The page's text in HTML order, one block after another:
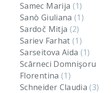
Samec Marija (1)
Sanò Giuliana(1)
Sardoč Mitja (2)
Sariev Farhat(1)
Sarseitova Aida (1)
Scârneci Domnişoru
Florentina (1)
Schneider Claudia(3)